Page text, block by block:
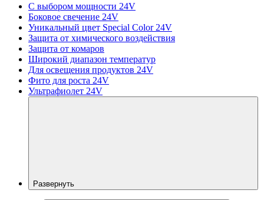
С выбором мощности 24V
Боковое свечение 24V
Уникальный цвет Special Color 24V
Защита от химического воздействия
Защита от комаров
Широкий диапазон температур
Для освещения продуктов 24V
Фито для роста 24V
Ультрафиолет 24V
Развернуть